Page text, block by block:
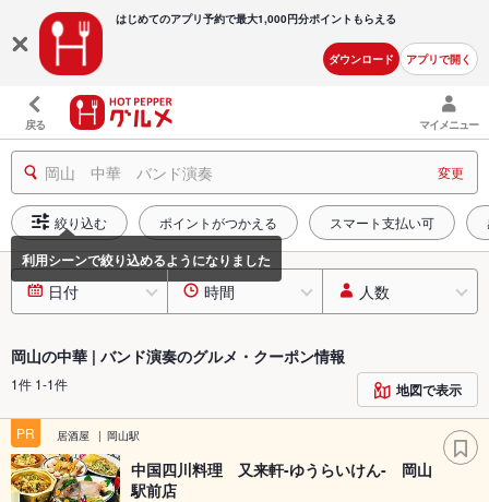
はじめてのアプリ予約で最大1,000円分ポイントもらえる
ダウンロード アプリで開く
戻る マイメニュー
岡山 中華 バンド演奏 変更
絞り込む ポイントがつかえる スマート支払い可
日付 時間 人数
岡山の中華 | バンド演奏のグルメ・クーポン情報
1件 1-1件 地図で表示
PR 居酒屋 岡山駅
中国四川料理 又来軒-ゆうらいけん- 岡山
駅前店